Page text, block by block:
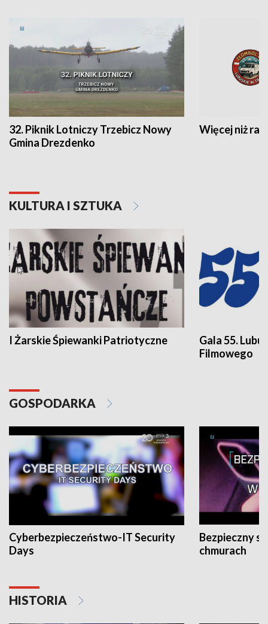
32. Piknik Lotniczy Trzebicz Nowy
Gmina Drezdenko
Więcej niż rajd
KULTURA I SZTUKA
I Żarskie Śpiewanki Patriotyczne
Gala 55.
Filmowego
GOSPODARKA
Cyberbezpieczeństwo-IT Security
Days
Bezpieczny
chmurach
HISTORIA